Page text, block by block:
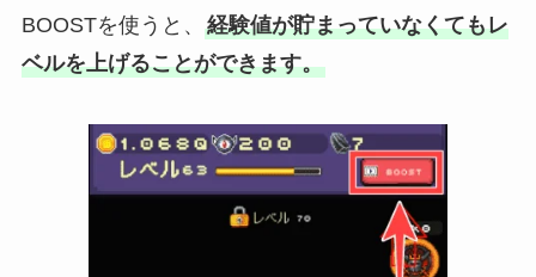
BOOSTを使うと、 経験値が貯まっていなくてもレ
ベルを上げることができます。